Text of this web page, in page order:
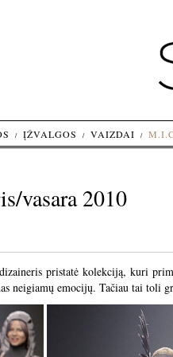
vasara 2010
pristatė kolekciją, kuri
neigiamų emocijų. Tačiau tai toli
ĮŽVALGOS VAIZDAI